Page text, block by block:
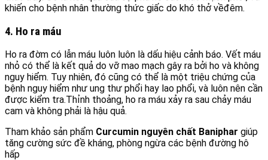
khiến cho bệnh nhân thường thức giấc do khó thở vềđêm.
4. Ho ra máu
Ho ra đờm có lẫn máu luôn luôn là dấu hiệu cảnh báo. Vết máu
nhỏ có thể là kết quả do vỡ mao mạch gây ra bởi ho và không
nguy hiểm. Tuy nhiên, đó cũng có thể là một triệu chứng của
bệnh nguy hiểm như ung thư phổi hay lao phổi, và luôn nên cần
được kiểm tra.Thỉnh thoảng, ho ra máu xảy ra sau chảy máu
cam và không phải là hậu quả.
Tham khảo sản phẩm Curcumin nguyên chất Baniphar giúp
tăng cường sức đề kháng, phòng ngừa các bệnh đường hô
hấp